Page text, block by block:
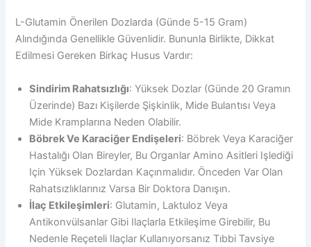
L-Glutamin Önerilen Dozlarda (günde 5-15 Gram)
Alındığında Genellikle Güvenlidir. Bununla Birlikte, Dikkat
Edilmesi Gereken Birkaç Husus Vardır:
Sindirim Rahatsızlığı: Yüksek Dozlar (günde 20 Gramın
Üzerinde) Bazı Kişilerde Şişkinlik, Mide Bulantısı Veya
Mide Kramplarına Neden Olabilir.
Böbrek Ve Karaciğer Endişeleri: Böbrek Veya Karaciğer
Hastalığı Olan Bireyler, Bu Organlar Amino Asitleri Işlediği
Için Yüksek Dozlardan Kaçınmalıdır. Önceden Var Olan
Rahatsızlıklarınız Varsa Bir Doktora Danışın.
İlaç Etkileşimleri: Glutamin, Laktuloz Veya
Antikonvülsanlar Gibi Ilaçlarla Etkileşime Girebilir, Bu
Nedenle Reçeteli Ilaçlar Kullanıyorsanız Tıbbi Tavsiye